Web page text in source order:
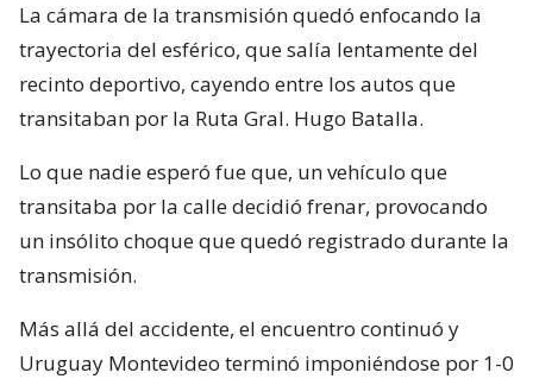
La cámara de la transmisión quedó enfocando la
trayectoria del esférico, que salía lentamente del
recinto deportivo, cayendo entre los autos que
transitaban por la Ruta Gral. Hugo Batalla.
Lo que nadie esperó fue que, un vehículo que
transitaba por la calle decidió frenar, provocando
un insólito choque que quedó registrado durante la
transmisión.
Más allá del accidente, el encuentro continuó y
Uruguay Montevideo terminó imponiéndose por 1-0